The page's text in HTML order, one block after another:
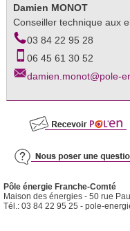
Damien MONOT
Conseiller technique aux
03 84 22 95 28
06 45 61 30 52
damien.monot@pole-
Pôle énergie Franche-Comté
Maison des énergies - 50 rue
Tél.: 03 84 22 95 25 - pole-